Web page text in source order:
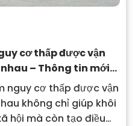
cơ thấp được vận
– Thông tin mới
nguy cơ thấp được vận
không chỉ giúp khôi
hội mà còn tạo điều